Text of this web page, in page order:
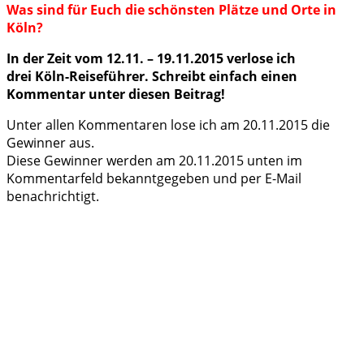
Was sind für Euch die schönsten Plätze und Orte in
Köln?
In der Zeit vom 12.11. – 19.11.2015 verlose ich
drei Köln-Reiseführer. Schreibt einfach einen
Kommentar unter diesen Beitrag!
Unter allen Kommentaren lose ich am 20.11.2015 die
Gewinner aus.
Diese Gewinner werden am 20.11.2015 unten im
Kommentarfeld bekanntgegeben und per E-Mail
benachrichtigt.